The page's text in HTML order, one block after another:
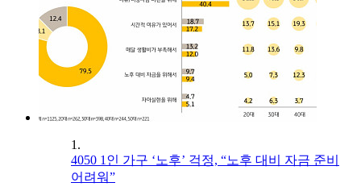
1.
4050 1인 가구 ‘노후’ 걱정, “노후 대비 자금 준비
어려워”